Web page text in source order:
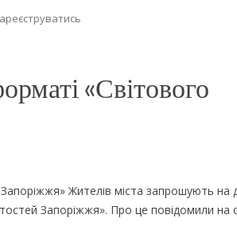
«Світового
Жителів міста запрошують на
Запоріжжя». Про це повідомили на